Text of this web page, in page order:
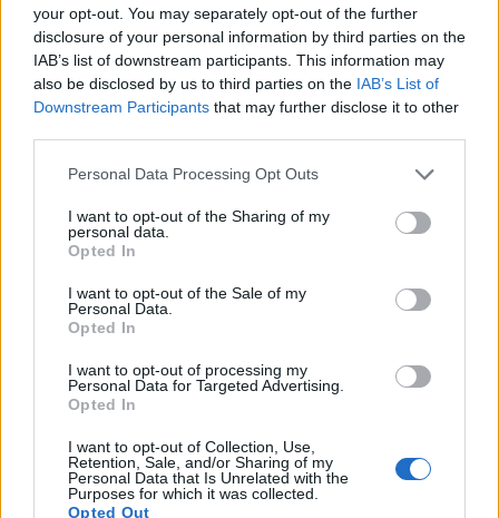
your opt-out. You may separately opt-out of the further
disclosure of your personal information by third parties on the
IAB’s list of downstream participants. This information may
also be disclosed by us to third parties on the IAB’s List of
Downstream Participants that may further disclose it to other
Please note that this website/app uses one or more Google
not limited to your visit or usage behaviour. You may click to
grant or deny consent to Google and its third-party tags to
use your data for below specified purposes in below Google
consent section.
Personal Data Processing Opt Outs
I want to opt-out of the Sharing of my
personal data.
Opted In
I want to opt-out of the Sale of my
Personal Data.
Opted In
I want to opt-out of processing my
Personal Data for Targeted Advertising.
Opted In
I want to opt-out of Collection, Use,
Retention, Sale, and/or Sharing of my
Personal Data that Is Unrelated with the
Purposes for which it was collected.
Opted Out
قصب بريموكان - مثمر (دائم الإثمار)
يمكن لأصناف جديدة من ثمار البرايموكاين أن تُثمر على ثمار
قصب السنة الأولى (البرايموكاين) في أواخر الصيف والخريف.
يمكن تقليم هذه الأصناف لإنتاج محصول واحد (على ثمار
البرايموكاين فقط) أو محصولين (على كلٍّ من البرايموكاين
والفلوريكاين). ومن الأمثلة على ذلك صنفا 'برايم-آرك فريدوم'
و'بلاك جيم'.